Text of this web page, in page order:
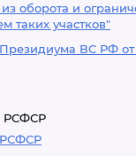
оборота и
таких участков"
ВС РФ от
РСФСР